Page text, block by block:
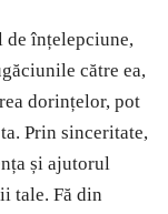
de înțelepciune,
către ea,
dorințelor, pot
Prin sinceritate,
și ajutorul
tale. Fă din